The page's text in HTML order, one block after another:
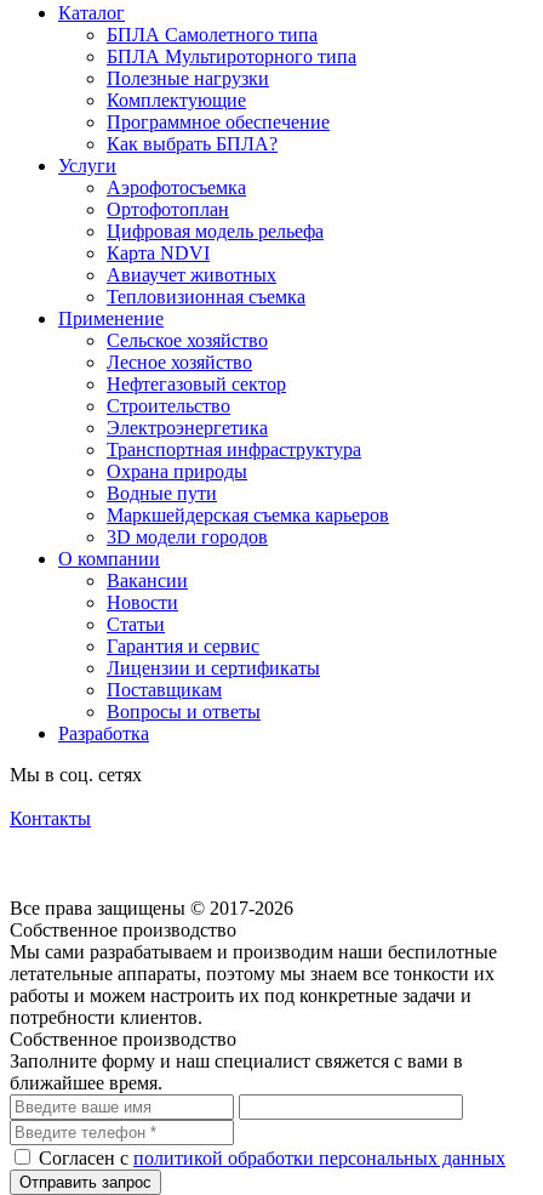
Каталог
БПЛА Самолетного типа
БПЛА Мультироторного типа
Полезные нагрузки
Комплектующие
Программное обеспечение
Как выбрать БПЛА?
Услуги
Аэрофотосъемка
Ортофотоплан
Цифровая модель рельефа
Карта NDVI
Авиаучет животных
Тепловизионная съемка
Применение
Сельское хозяйство
Лесное хозяйство
Нефтегазовый сектор
Строительство
Электроэнергетика
Транспортная инфраструктура
Охрана природы
Водные пути
Маркшейдерская съемка карьеров
3D модели городов
О компании
Вакансии
Новости
Статьи
Гарантия и сервис
Лицензии и сертификаты
Поставщикам
Вопросы и ответы
Разработка
Мы в соц. сетях
Контакты
Все права защищены © 2017-2026
Собственное производство
Мы сами разрабатываем и производим наши беспилотные
летательные аппараты, поэтому мы знаем все тонкости их
работы и можем настроить их под конкретные задачи и
потребности клиентов.
Собственное производство
Заполните форму и наш специалист свяжется с вами в
ближайшее время.
Согласен с политикой обработки персональных данных